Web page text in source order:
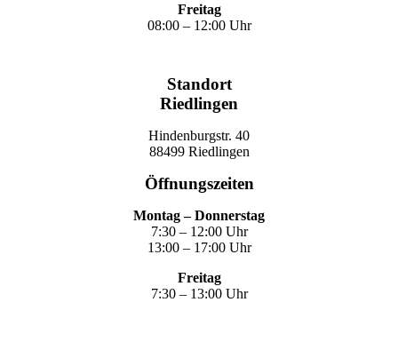
Freitag
08:00 – 12:00 Uhr
Standort
Riedlingen
Hindenburgstr. 40
88499 Riedlingen
Öffnungszeiten
Montag – Donnerstag
7:30 – 12:00 Uhr
13:00 – 17:00 Uhr
Freitag
7:30 – 13:00 Uhr